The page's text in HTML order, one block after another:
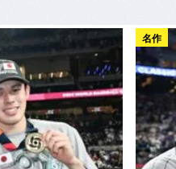
名作